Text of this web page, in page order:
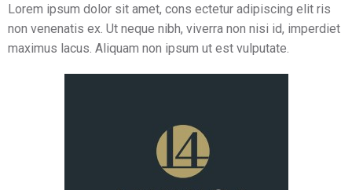
Lorem ipsum dolor sit amet, cons ectetur adipiscing elit ris
non venenatis ex. Ut neque nibh, viverra non nisi id, imperdiet
maximus lacus. Aliquam non ipsum ut est vulputate.